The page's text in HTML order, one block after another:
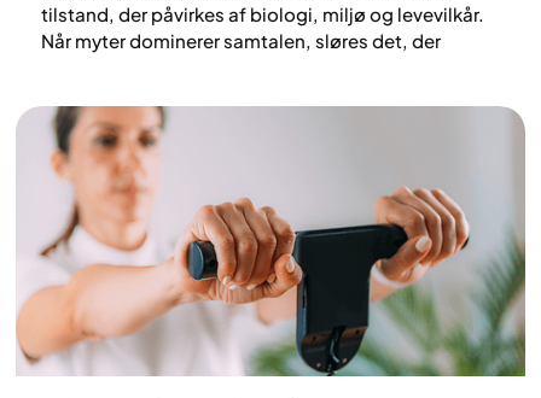
tilstand, der påvirkes af biologi, miljø og levevilkår.
Når myter dominerer samtalen, sløres det, der
forskel.